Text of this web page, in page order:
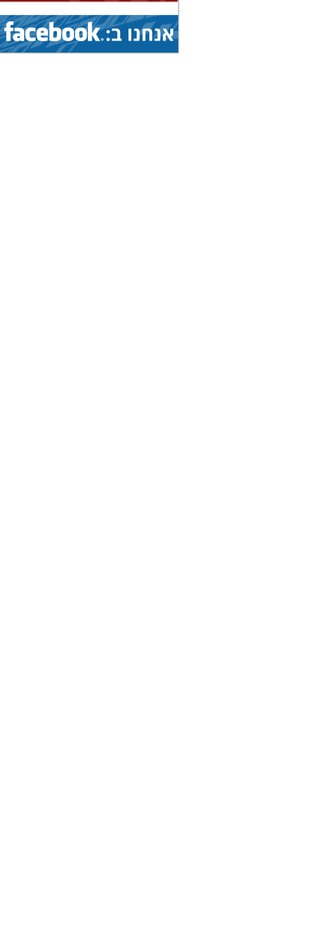
(איגוד: ג'יו ג'יטסו)
1.8.2026 - 9.8.2026
אליפות עולם...
(איגוד: ג'יו ג'יטסו)
הצג
5.8.2026 - 9.8.2026